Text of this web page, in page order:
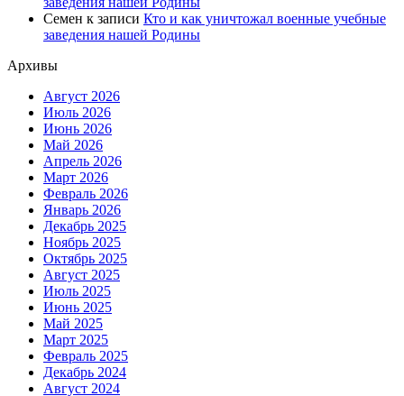
Семен к записи Кто и как уничтожал военные учебные
заведения нашей Родины
Архивы
Август 2026
Июль 2026
Июнь 2026
Май 2026
Апрель 2026
Март 2026
Февраль 2026
Январь 2026
Декабрь 2025
Ноябрь 2025
Октябрь 2025
Август 2025
Июль 2025
Июнь 2025
Май 2025
Март 2025
Февраль 2025
Декабрь 2024
Август 2024